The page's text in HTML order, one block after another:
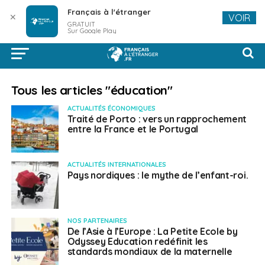
Tous les articles "éducation"
ACTUALITÉS ÉCONOMIQUES
Traité de Porto : vers un rapprochement
entre la France et le Portugal
ACTUALITÉS INTERNATIONALES
Pays nordiques : le mythe de l’enfant-roi.
NOS PARTENAIRES
De l’Asie à l’Europe : La Petite Ecole by
Odyssey Education redéfinit les
standards mondiaux de la maternelle
✕ Français à l'étranger
GRATUIT
Sur Google Play
VOIR